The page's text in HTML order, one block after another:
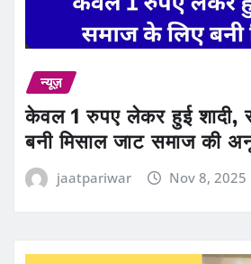
न्यूज़
केवल 1 रुपए लेकर हुई शादी,
बनी मिसाल जाट समाज की
jaatpariwar Nov 8, 2025